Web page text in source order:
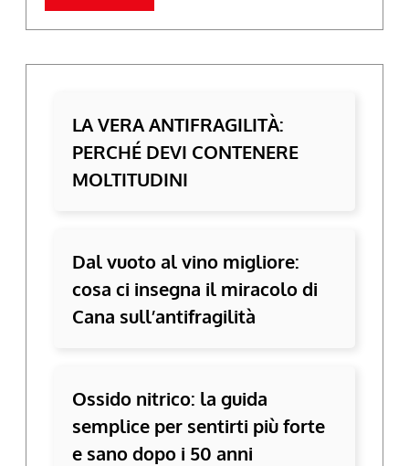
LA VERA ANTIFRAGILITÀ:
PERCHÉ DEVI CONTENERE
MOLTITUDINI
Dal vuoto al vino migliore:
cosa ci insegna il miracolo di
Cana sull’antifragilità
Ossido nitrico: la guida
semplice per sentirti più forte
e sano dopo i 50 anni